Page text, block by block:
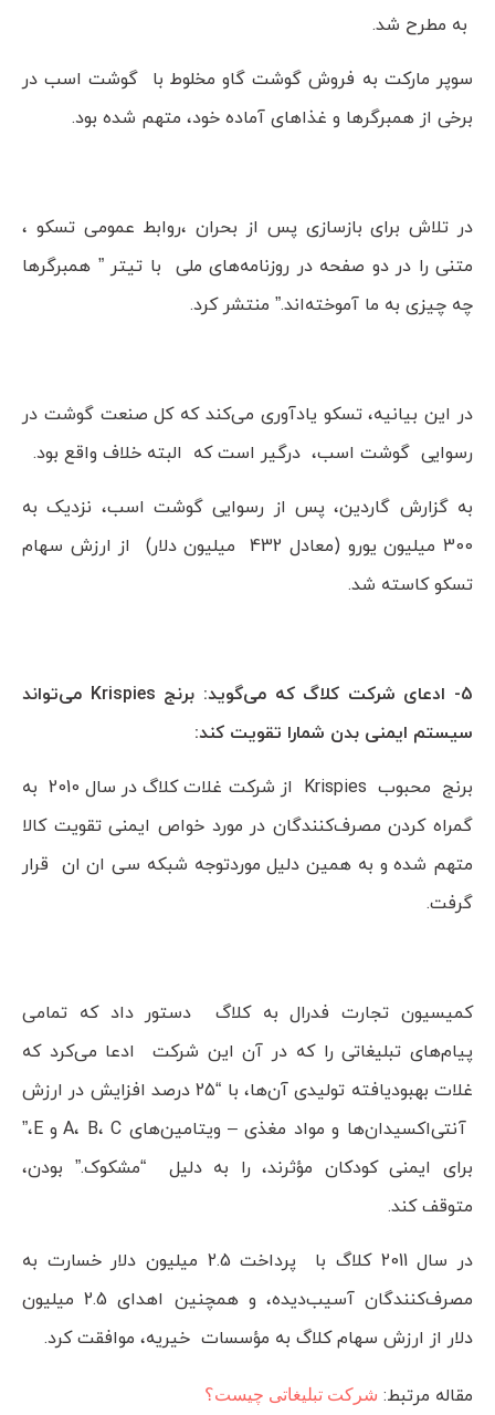
به مطرح شد.
سوپر مارکت به فروش گوشت گاو مخلوط با گوشت اسب در
برخی از همبرگرها و غذاهای آماده خود، متهم شده بود.
در تلاش برای بازسازی پس از بحران ،روابط عمومی تسکو ،
متنی را در دو صفحه در روزنامه‌های ملی با تیتر ” همبرگرها
چه چیزی به ما آموخته‌اند.” منتشر کرد.
در این بیانیه، تسکو یادآوری می‌کند که کل صنعت گوشت در
رسوایی گوشت اسب، درگیر است که البته خلاف واقع بود.
به گزارش گاردین، پس از رسوایی گوشت اسب، نزدیک به
300 میلیون یورو (معادل 432 میلیون دلار) از ارزش سهام
تسکو کاسته شد.
5- ادعای شرکت کلاگ که می‌گوید: برنج Krispies می‌تواند
سیستم ایمنی بدن شمارا تقویت کند:
برنج محبوب Krispies از شرکت غلات کلاگ در سال 2010 به
گمراه کردن مصرف‌کنندگان در مورد خواص ایمنی تقویت کالا
متهم شده و به همین دلیل موردتوجه شبکه سی ان ان قرار
گرفت.
کمیسیون تجارت فدرال به کلاگ دستور داد که تمامی
پیام‌های تبلیغاتی را که در آن این شرکت ادعا می‌کرد که
غلات بهبودیافته تولیدی آن‌ها، با “25 درصد افزایش در ارزش
آنتی‌اکسیدان‌ها و مواد مغذی – ویتامین‌های A، B، C و E،”
برای ایمنی کودکان مؤثرند، را به دلیل “مشکوک.” بودن،
متوقف کند.
در سال 2011 کلاگ با پرداخت 2.5 میلیون دلار خسارت به
مصرف‌کنندگان آسیب‌دیده، و همچنین اهدای 2.5 میلیون
دلار از ارزش سهام کلاگ به مؤسسات خیریه، موافقت کرد.
مقاله مرتبط: شرکت تبلیغاتی چیست؟